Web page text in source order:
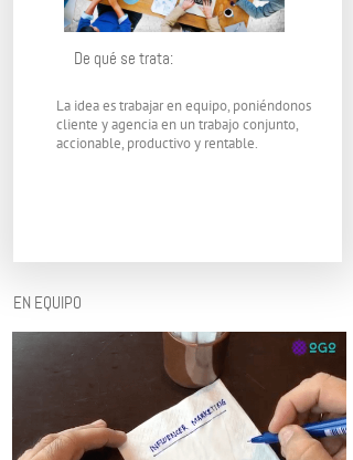
De qué se trata:
La idea es trabajar en equipo, poniéndonos
cliente y agencia en un trabajo conjunto,
accionable, productivo y rentable.
EN EQUIPO